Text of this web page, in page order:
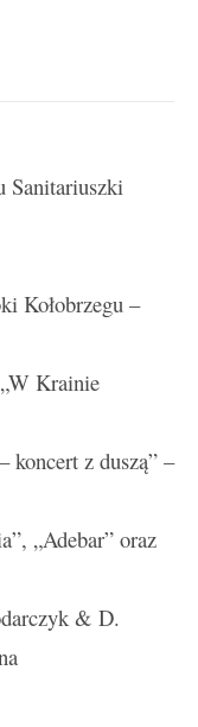
Sanitariuszki
Kołobrzegu –
Krainie
koncert z duszą” –
„Adebar” oraz
& D.